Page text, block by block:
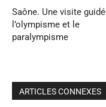
Saône. Une visite
l’olympisme et le
paralympisme
ARTICLES CONNEXES